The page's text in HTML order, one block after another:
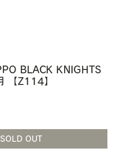
BLACK KNIGHTS
【Z114】
SOLD OUT